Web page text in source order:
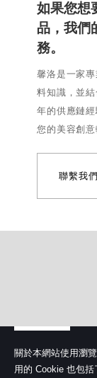
如果您想
品，我們
務。
馨洛是一家
料知識，並
年的供應鏈
您的美容創意
聯繫我
關於本網站使用瀏
用的 Cookie 也包